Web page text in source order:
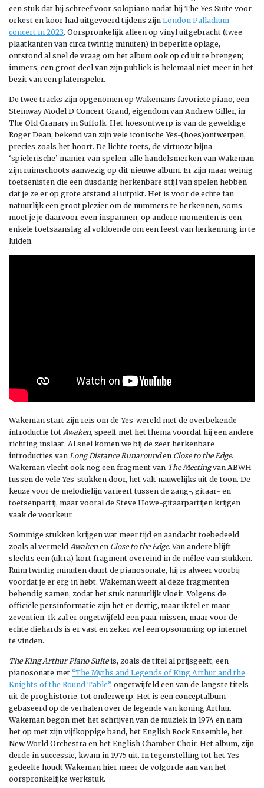
een stuk dat hij schreef voor solopiano nadat hij The Yes Suite voor
orkest en koor had uitgevoerd tijdens zijn London Palladium-
concert in 2023. Oorspronkelijk alleen op vinyl uitgebracht (twee
plaatkanten van circa twintig minuten) in beperkte oplage,
ontstond al snel de vraag om het album ook op cd uit te brengen;
immers, een groot deel van zijn publiek is helemaal niet meer in het
bezit van een platenspeler.
De twee tracks zijn opgenomen op Wakemans favoriete piano, een
Steinway Model D Concert Grand, eigendom van Andrew Giller, in
The Old Granary in Suffolk. Het hoesontwerp is van de geweldige
Roger Dean, bekend van zijn vele iconische Yes-(hoes)ontwerpen,
precies zoals het hoort. De lichte toets, de virtuoze bijna
‘spielerische’ manier van spelen, alle handelsmerken van Wakeman
zijn ruimschoots aanwezig op dit nieuwe album. Er zijn maar weinig
toetsenisten die een dusdanig herkenbare stijl van spelen hebben
dat je ze er op grote afstand al uitpikt. Het is voor de echte fan
natuurlijk een groot plezier om de nummers te herkennen, soms
moet je je daarvoor even inspannen, op andere momenten is een
enkele toetsaanslag al voldoende om een feest van herkenning in te
luiden.
Wakeman start zijn reis om de Yes-wereld met de overbekende
introductie tot Awaken, speelt met het thema voordat hij een andere
richting inslaat. Al snel komen we bij de zeer herkenbare
introducties van Long Distance Runarounden Close to the Edge.
Wakeman vlecht ook nog een fragment van The Meetingvan ABWH
tussen de vele Yes-stukken door, het valt nauwelijks uit de toon. De
keuze voor de melodielijn varieert tussen de zang-, gitaar- en
toetsenpartij, maar vooral de Steve Howe-gitaarpartijen krijgen
vaak de voorkeur.
Sommige stukken krijgen wat meer tijd en aandacht toebedeeld
zoals al vermeld Awakenen Close to the Edge. Van andere blijft
slechts een (ultra) kort fragment overeind in de mêlee van stukken.
Ruim twintig minuten duurt de pianosonate, hij is alweer voorbij
voordat je er erg in hebt. Wakeman weeft al deze fragmenten
behendig samen, zodat het stuk natuurlijk vloeit. Volgens de
officiële persinformatie zijn het er dertig, maar ik tel er maar
zeventien. Ik zal er ongetwijfeld een paar missen, maar voor de
echte diehards is er vast en zeker wel een opsomming op internet
te vinden.
The King Arthur Piano Suiteis, zoals de titel al prijsgeeft, een
pianosonate met “The Myths and Legends of King Arthur and the
Knights of the Round Table”, ongetwijfeld een van de langste titels
uit de proghistorie, tot onderwerp. Het is een conceptalbum
gebaseerd op de verhalen over de legende van koning Arthur.
Wakeman begon met het schrijven van de muziek in 1974 en nam
het op met zijn vijfkoppige band, het English Rock Ensemble, het
New World Orchestra en het English Chamber Choir. Het album, zijn
derde in successie, kwam in 1975 uit. In tegenstelling tot het Yes-
gedeelte houdt Wakeman hier meer de volgorde aan van het
oorspronkelijke werkstuk.